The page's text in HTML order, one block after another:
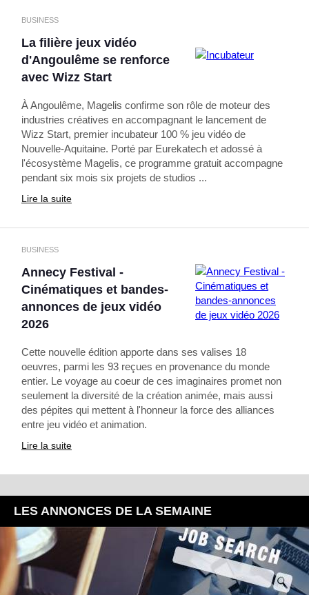
BUSINESS
La filière jeux vidéo
d'Angoulême se renforce
avec Wizz Start
À Angoulême, Magelis confirme son rôle de moteur des
industries créatives en accompagnant le lancement de
Wizz Start, premier incubateur 100 % jeu vidéo de
Nouvelle-Aquitaine. Porté par Eurekatech et adossé à
l'écosystème Magelis, ce programme gratuit accompagne
pendant six mois six projets de studios ...
Lire la suite
BUSINESS
Annecy Festival -
Cinématiques et bandes-
annonces de jeux vidéo
2026
Cette nouvelle édition apporte dans ses valises 18
oeuvres, parmi les 93 reçues en provenance du monde
entier. Le voyage au coeur de ces imaginaires promet non
seulement la diversité de la création animée, mais aussi
des pépites qui mettent à l'honneur la force des alliances
entre jeu vidéo et animation.
Lire la suite
LES ANNONCES DE LA SEMAINE